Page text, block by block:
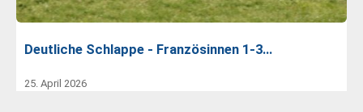
Deutliche Schlappe - Französinnen 1-3…
25. April 2026